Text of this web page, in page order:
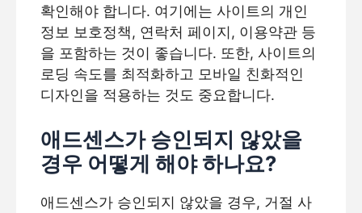
확인해야 합니다. 여기에는 사이트의 개인
정보 보호정책, 연락처 페이지, 이용약관 등
을 포함하는 것이 좋습니다. 또한, 사이트의
로딩 속도를 최적화하고 모바일 친화적인
디자인을 적용하는 것도 중요합니다.
애드센스가 승인되지 않았을
경우 어떻게 해야 하나요?
애드센스가 승인되지 않았을 경우, 거절 사